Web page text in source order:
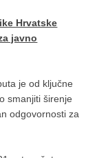
Hrvatske
javno
je od ključne
smanjiti širenje
odgovornosti za